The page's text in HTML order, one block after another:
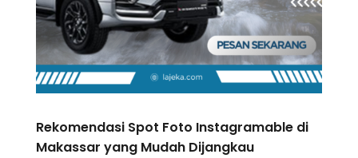
Rekomendasi Spot Foto Instagramable di
Makassar yang Mudah Dijangkau